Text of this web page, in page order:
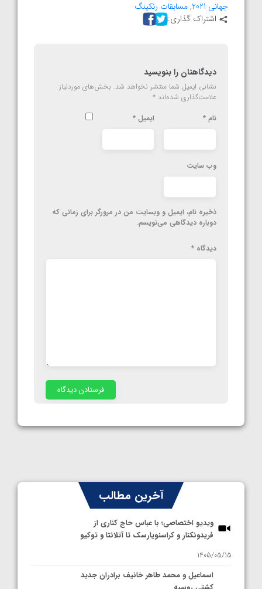
جهانی 2021
,مسابقات رنکینگ
اشتراک گذاری:
دیدگاهتان را بنویسید
نشانی ایمیل شما منتشر نخواهد شد. بخش‌های موردنیاز
علامت‌گذاری شده‌اند *
نام * ایمیل *
وب‌ سایت
ذخیره نام، ایمیل و وبسایت من در مرورگر برای زمانی که
دوباره دیدگاهی می‌نویسم.
دیدگاه *
آخرین مطالب
ویدیو اختصاصی؛ با عباس حاج کناری از
فریدونکنار و کراسنویارسک تا آتلانتا و توکیو
1405/05/15
اسماعیل و محمد طاهر خانیف برادران جدید